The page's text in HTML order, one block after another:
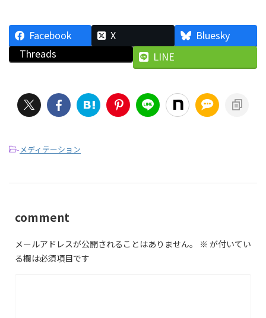
Facebook X
Bluesky
Threads
LINE
-メディテーション
comment
メールアドレスが公開されることはありません。 ※ が付いてい
る欄は必須項目です